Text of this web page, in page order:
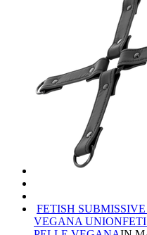
FETISH
VEGANA UNION